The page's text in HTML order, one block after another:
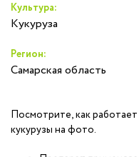
Посмотрите, как
кукурузы на фото.
Культура:
Кукуруза
Регион:
Самарская область